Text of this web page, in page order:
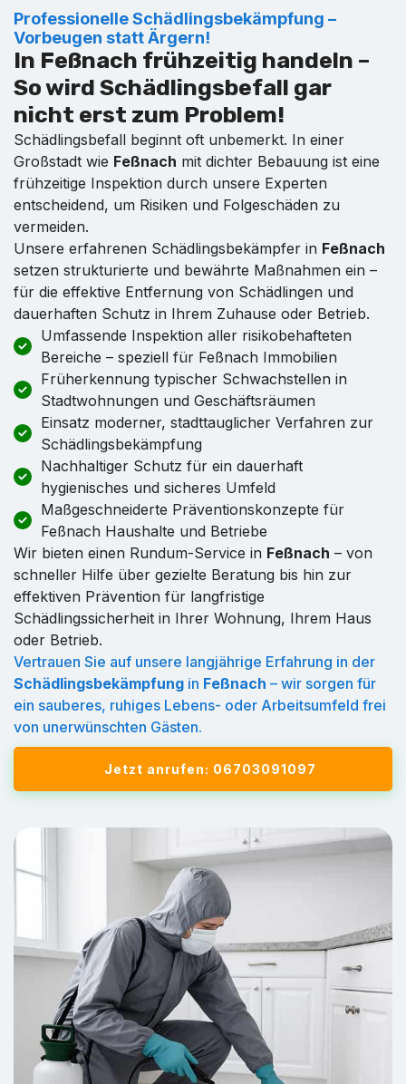
Professionelle Schädlingsbekämpfung –
Vorbeugen statt Ärgern!
In Feßnach frühzeitig handeln –
So wird Schädlingsbefall gar
nicht erst zum Problem!
Schädlingsbefall beginnt oft unbemerkt. In einer
Großstadt wie Feßnach mit dichter Bebauung ist eine
frühzeitige Inspektion durch unsere Experten
entscheidend, um Risiken und Folgeschäden zu
vermeiden.
Unsere erfahrenen Schädlingsbekämpfer in Feßnach
setzen strukturierte und bewährte Maßnahmen ein –
für die effektive Entfernung von Schädlingen und
dauerhaften Schutz in Ihrem Zuhause oder Betrieb.
Umfassende Inspektion aller risikobehafteten
Bereiche – speziell für Feßnach Immobilien
Früherkennung typischer Schwachstellen in
Stadtwohnungen und Geschäftsräumen
Einsatz moderner, stadttauglicher Verfahren zur
Schädlingsbekämpfung
Nachhaltiger Schutz für ein dauerhaft
hygienisches und sicheres Umfeld
Maßgeschneiderte Präventionskonzepte für
Feßnach Haushalte und Betriebe
Wir bieten einen Rundum-Service in Feßnach – von
schneller Hilfe über gezielte Beratung bis hin zur
effektiven Prävention für langfristige
Schädlingssicherheit in Ihrer Wohnung, Ihrem Haus
oder Betrieb.
Vertrauen Sie auf unsere langjährige Erfahrung in der
Schädlingsbekämpfung in Feßnach – wir sorgen für
ein sauberes, ruhiges Lebens- oder Arbeitsumfeld frei
von unerwünschten Gästen.
Jetzt anrufen: 06703091097